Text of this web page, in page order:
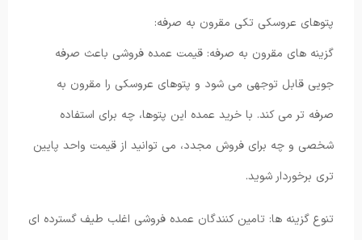
پتوهای عروسکی تکی مقرون به صرفه:
گزینه های مقرون به صرفه: قیمت عمده فروشی باعث صرفه
جویی قابل توجهی می شود و پتوهای عروسکی را مقرون به
صرفه تر می کند. با خرید عمده این پتوها، چه برای استفاده
شخصی و چه برای فروش مجدد، می توانید از قیمت واحد پایین
تری برخوردار شوید.
تنوع گزینه ها: تامین کنندگان عمده فروشی اغلب طیف گسترده ای